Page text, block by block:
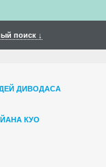
поиск ↓
ДИВОДАСА
КУО